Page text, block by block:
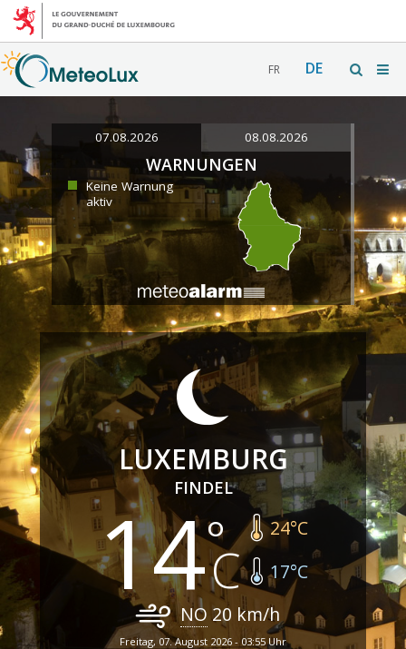
FR DE
07.08.2026 08.08.2026
WARNUNGEN
Keine Warnung
aktiv
LUXEMBURG
FINDEL
14 24°C
17°C
NO 20 km/h
Freitag, 07. August 2026 - 03:55 Uhr